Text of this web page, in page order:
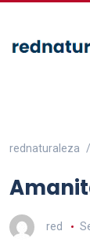
rednaturaleza
red